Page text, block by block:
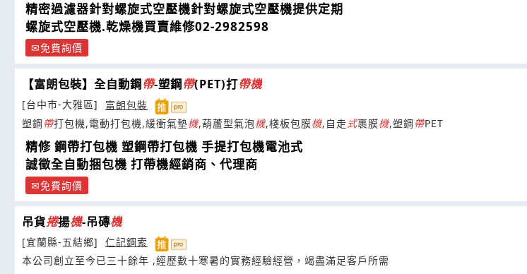
精密過濾器針對螺旋式空壓機針對螺旋式空壓機提供定期
螺旋式空壓機.乾燥機買賣維修02-2982598
免費詢價
【富朗包裝】全自動鋼帶-塑鋼帶(PET)打帶機
[台中市-大雅區]
富朗包裝
塑鋼 帶打包機,電動打包機,緩衝氣墊機,葫蘆型氣泡機,棧板包膜機,自走 式裹膜機,塑鋼 帶PET
精修 鋼帶打包機 塑鋼帶打包機 手提打包機電池式
誠徵全自動捆包機 打帶機經銷商、代理商
免費詢價
吊貨捲揚機-吊磚機
[宜蘭縣-五結鄉]
仁記鋼索
本公司創立至今已三十餘年 ,經歷數十寒暑的實務經驗經營，竭盡滿足客戶所需